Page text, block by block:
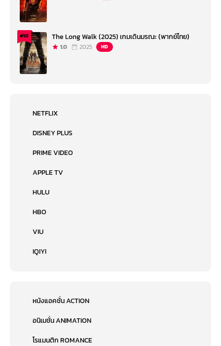
#10 The Long Walk (2025) เกมเดินมรณะ (พากย์ไทย)
1.0 2025 HD
NETFLIX
DISNEY PLUS
PRIME VIDEO
APPLE TV
HULU
HBO
VIU
IQIYI
หนังแอคชั่น ACTION
อนิเมชั่น ANIMATION
โรแมนติก ROMANCE